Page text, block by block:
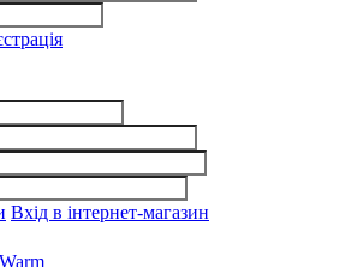
Вхід в інтернет-магазин